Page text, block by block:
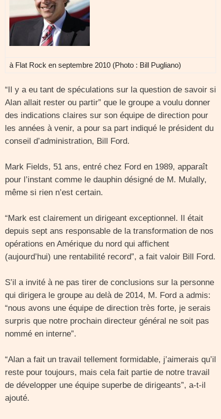
à Flat Rock en septembre 2010 (Photo : Bill Pugliano)
“Il y a eu tant de spéculations sur la question de savoir si
Alan allait rester ou partir” que le groupe a voulu donner
des indications claires sur son équipe de direction pour
les années à venir, a pour sa part indiqué le président du
conseil d’administration, Bill Ford.
Mark Fields, 51 ans, entré chez Ford en 1989, apparaît
pour l’instant comme le dauphin désigné de M. Mulally,
même si rien n’est certain.
“Mark est clairement un dirigeant exceptionnel. Il était
depuis sept ans responsable de la transformation de nos
opérations en Amérique du nord qui affichent
(aujourd’hui) une rentabilité record”, a fait valoir Bill Ford.
S’il a invité à ne pas tirer de conclusions sur la personne
qui dirigera le groupe au delà de 2014, M. Ford a admis:
“nous avons une équipe de direction très forte, je serais
surpris que notre prochain directeur général ne soit pas
nommé en interne”.
“Alan a fait un travail tellement formidable, j’aimerais qu’il
reste pour toujours, mais cela fait partie de notre travail
de développer une équipe superbe de dirigeants”, a-t-il
ajouté.